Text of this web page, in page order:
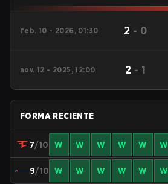
feb. 10 - 2026, 01:30 2 - 0
nov. 12 - 2025, 12:00 2 - 1
FORMA RECIENTE
7/10 W W W W W W
9/10 W W W W W W